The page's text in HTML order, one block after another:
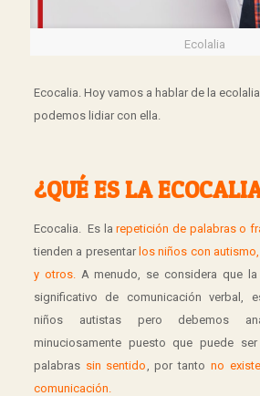
Ecolalia
Ecocalia. Hoy vamos a hablar de la
podemos lidiar con ella.
¿QUÉ ES LA
Ecocalia. Es larepetición de palabras o
tienden a presentar los niños con
y otros.
A menudo, se considera que
significativo de comunicación verbal,
niños autistas pero debemos
minuciosamente puesto que puede
palabras sin sentido , por tanto no
comunicación.